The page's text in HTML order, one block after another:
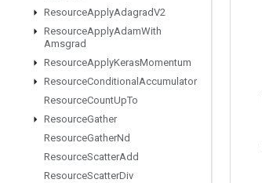
ResourceApplyAdagradV2
ResourceApplyAdamWith
Amsgrad
ResourceApplyKerasMomentum
ResourceConditional Accumulator
ResourceCountUpTo
ResourceGather
ResourceGatherNd
ResourceScatterAdd
ResourceScatterDiv